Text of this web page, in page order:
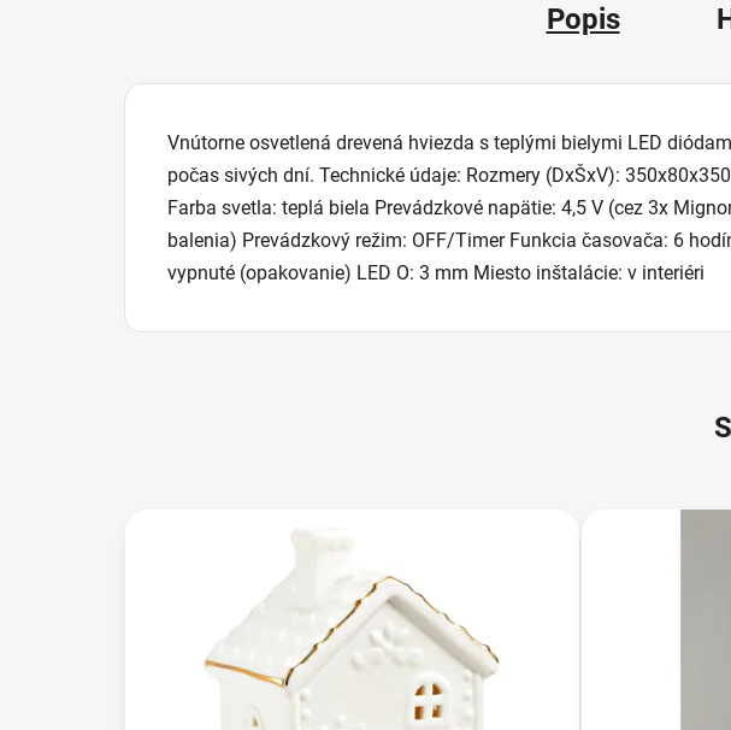
Popis
Vnútorne osvetlená drevená hviezda s teplými bielymi LED
počas sivých dní. Technické údaje: Rozmery (DxŠxV):
Farba svetla: teplá biela Prevádzkové napätie: 4,5 V (cez 3x
balenia) Prevádzkový režim: OFF/Timer Funkcia časovača: 6
vypnuté (opakovanie) LED O: 3 mm Miesto inštalácie: v interiéri